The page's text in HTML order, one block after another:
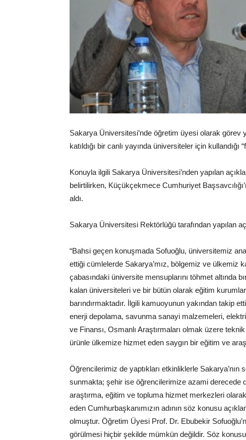
Sakarya Üniversitesi’nde öğretim üyesi olarak görev
katıldığı bir canlı yayında üniversiteler için
Konuyla ilgili Sakarya Üniversitesi’nden yapılan
belirtilirken, Küçükçekmece Cumhuriyet
aldı.
Sakarya Üniversitesi Rektörlüğü tarafından yapılan
“Bahsi geçen konuşmada Sofuoğlu, üniversitemiz
ettiği cümlelerde Sakarya’mız, bölgemiz ve ülkemiz
çabasındaki üniversite mensuplarını töhmet altında
kalan üniversiteleri ve bir bütün olarak eğitim
barındırmaktadır. İlgili kamuoyunun yakından takip
enerji depolama, savunma sanayi malzemeleri,
ve Finansı, Osmanlı Araştırmaları olmak üzere
ürünle ülkemize hizmet eden saygın bir eğitim ve
Öğrencilerimiz de yaptıkları etkinliklerle
sunmakta; şehir ise öğrencilerimize azami derecede
araştırma, eğitim ve topluma hizmet merkezleri
eden Cumhurbaşkanımızın adının söz konusu
olmuştur. Öğretim Üyesi Prof. Dr. Ebubekir
görülmesi hiçbir şekilde mümkün değildir. Söz